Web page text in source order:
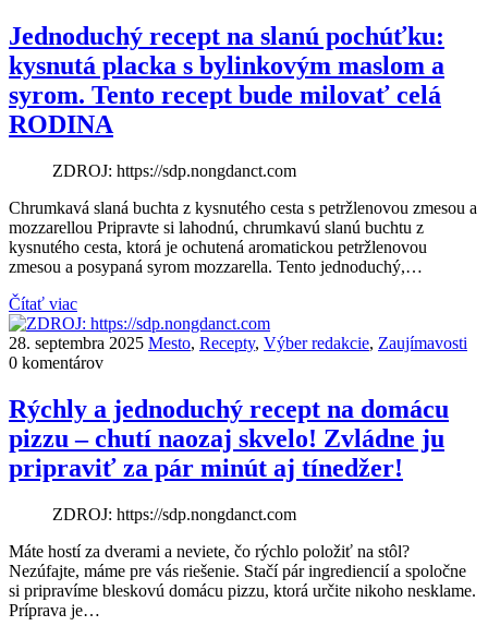
Jednoduchý recept na slanú pochúťku:
kysnutá placka s bylinkovým maslom a
syrom. Tento recept bude milovať celá
RODINA
ZDROJ: https://sdp.nongdanct.com
Chrumkavá slaná buchta z kysnutého cesta s petržlenovou zmesou a
mozzarellou Pripravte si lahodnú, chrumkavú slanú buchtu z
kysnutého cesta, ktorá je ochutená aromatickou petržlenovou
zmesou a posypaná syrom mozzarella. Tento jednoduchý,…
Čítať viac
28. septembra 2025 Mesto, Recepty, Výber redakcie, Zaujímavosti
0 komentárov
Rýchly a jednoduchý recept na domácu
pizzu – chutí naozaj skvelo! Zvládne ju
pripraviť za pár minút aj tínedžer!
ZDROJ: https://sdp.nongdanct.com
Máte hostí za dverami a neviete, čo rýchlo položiť na stôl?
Nezúfajte, máme pre vás riešenie. Stačí pár ingrediencií a spoločne
si pripravíme bleskovú domácu pizzu, ktorá určite nikoho nesklame.
Príprava je…